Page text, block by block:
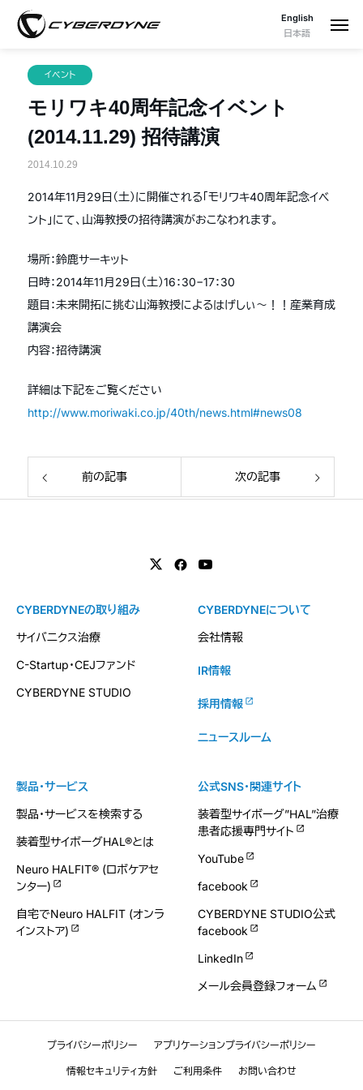
English
日本語
イベント
モリワキ40周年記念イベント
(2014.11.29) 招待講演
2014.10.29
2014年11月29日（土）に開催される「モリワキ40周年記念イベ
ント」にて、山海教授の招待講演がおこなわれます。
場所：鈴鹿サーキット
日時：2014年11月29日（土）16：30−17：30
題目：未来開拓に挑む山海教授によるはげしぃ～！！産業育成
講演会
内容：招待講演
詳細は下記をご覧ください
http://www.moriwaki.co.jp/40th/news.html#news08
前の記事 次の記事
製品・サービス
製品・サービスを検索する
装着型サイボーグHAL®とは
Neuro HALFIT® (ロボケアセ
ンター)
自宅でNeuro HALFIT (オンラ
インストア)
CYBERDYNEの取り組み
サイバニクス治療
C-Startup・CEJファンド
CYBERDYNE STUDIO
CYBERDYNEについて
会社情報
IR情報
採用情報
ニュースルーム
公式SNS・関連サイト
装着型サイボーグ”HAL”治療
患者応援専門サイト
YouTube
facebook
CYBERDYNE STUDIO公式
facebook
LinkedIn
メール会員登録フォーム
プライバシーポリシー アプリケーションプライバシーポリシー
情報セキュリティ方針 ご利用条件 お問い合わせ